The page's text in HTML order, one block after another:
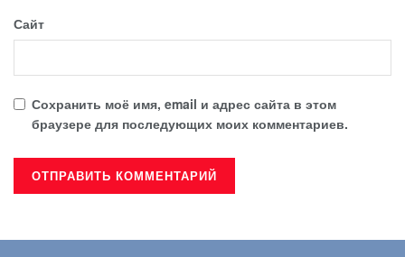
Сайт
Сохранить моё имя, email и адрес сайта в этом
браузере для последующих моих комментариев.